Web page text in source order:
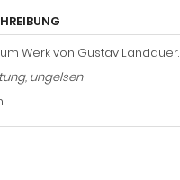
Werk von Gustav Landauer.
ungelsen